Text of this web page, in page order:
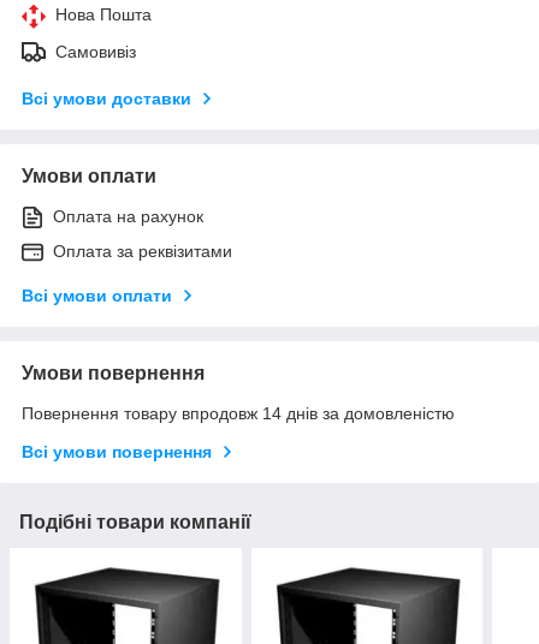
Нова Пошта
Самовивіз
Всі умови доставки
Умови оплати
Оплата на рахунок
Оплата за реквізитами
Всі умови оплати
Умови повернення
Повернення товару впродовж 14 днів за домовленістю
Всі умови повернення
Подібні товари компанії